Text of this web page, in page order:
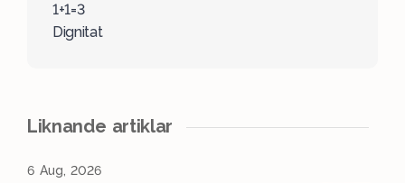
1+1=3
Dignitat
Liknande artiklar
6 Aug, 2026